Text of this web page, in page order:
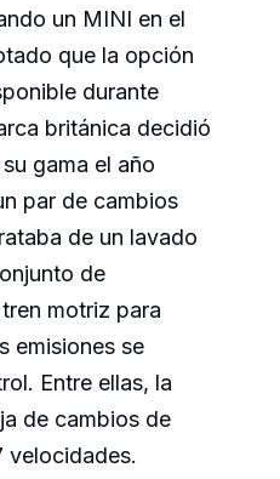
un MINI en el
que la opción
durante
británica decidió
gama el año
par de cambios
de un lavado
de
motriz para
emisiones se
Entre ellas, la
de cambios de
velocidades.